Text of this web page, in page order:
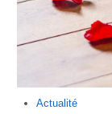
Actualité